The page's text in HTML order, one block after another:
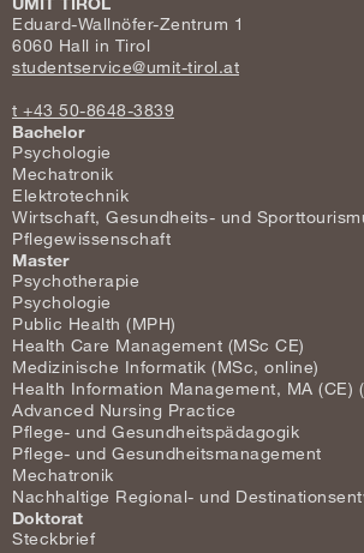
Eduard-Wallnöfer-Zentrum 1
6060 Hall in Tirol
studentservice@umit-tirol.at
t +43 50-8648-3839
Bachelor
Psychologie
Mechatronik
Elektrotechnik
Wirtschaft, Gesundheits- und
Pflegewissenschaft
Master
Psychotherapie
Psychologie
Public Health (MPH)
Health Care Management (MSc CE)
Medizinische Informatik (MSc, online)
Health Information Management, MA (CE)
Advanced Nursing Practice
Pflege- und Gesundheitspädagogik
Pflege- und Gesundheitsmanagement
Mechatronik
Nachhaltige Regional- und
Doktorat
Steckbrief